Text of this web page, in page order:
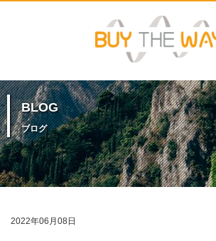
BLOG
ブログ
2022年06月08日